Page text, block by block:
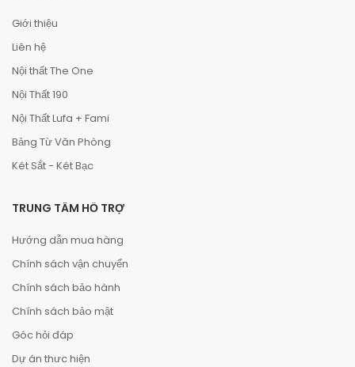
Giới thiệu
Liên hệ
Nội thất The One
Nội Thất 190
Nội Thất Lufa + Fami
Bảng Từ Văn Phòng
Két Sắt - Két Bạc
TRUNG TÂM HỖ TRỢ
Hướng dẫn mua hàng
Chính sách vận chuyển
Chính sách bảo hành
Chính sách bảo mật
Góc hỏi đáp
Dự án thưc hiện